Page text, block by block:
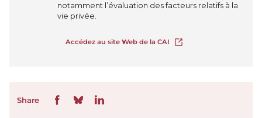
notamment l’évaluation des facteurs relatifs à la
vie privée.
Accédez au site Web de la CAI Open in new tab
Share